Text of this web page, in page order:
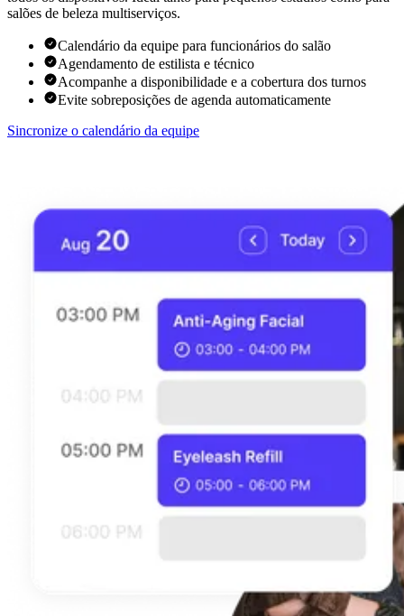
salões de beleza multiserviços.
Calendário da equipe para funcionários do salão
Agendamento de estilista e técnico
Acompanhe a disponibilidade e a cobertura dos turnos
Evite sobreposições de agenda automaticamente
Sincronize o calendário da equipe